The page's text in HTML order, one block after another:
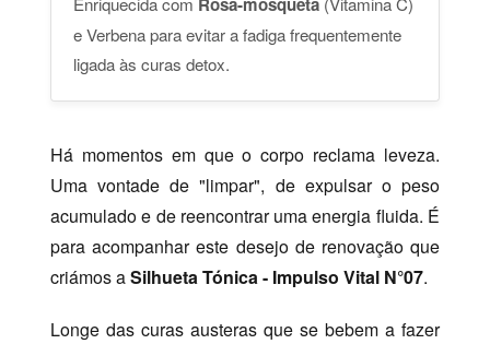
e Verbena para evitar a fadiga frequentemente
ligada às curas detox.
Há momentos em que o corpo reclama leveza.
Uma vontade de "limpar", de expulsar o peso
acumulado e de reencontrar uma energia fluida. É
para acompanhar este desejo de renovação que
criámos aSilhueta Tónica - Impulso Vital N°07.
Longe das curas austeras que se bebem a fazer